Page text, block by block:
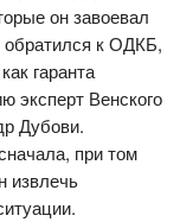
он завоевал
обратился к ОДКБ,
гаранта
эксперт Венского
Дубови.
при том
извлечь